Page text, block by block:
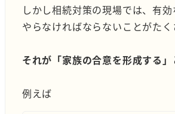
しかし相続対策の現場では、有
やらなければならないことがたく
それが「家族の合意を形成する」
例えば